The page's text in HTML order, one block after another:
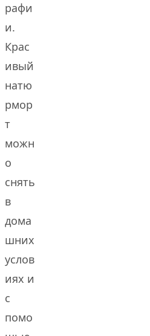
рафи
и.
Крас
ивый
натю
рмор
т
можн
о
снять
в
дома
шних
услов
иях и
с
помо